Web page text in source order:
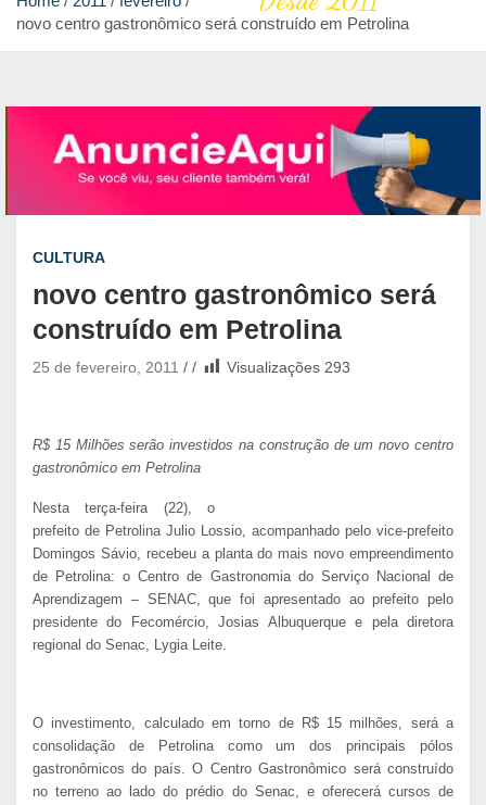
novo centro gastronômico será construído em Petrolina
CULTURA
novo centro gastronômico será
construído em Petrolina
25 de fevereiro, 2011 Visualizações 293
R$ 15 Milhões serão investidos na construção de um novo centro
gastronômico em Petrolina
Nesta terça-feira (22), o
prefeito de Petrolina Julio Lossio, acompanhado pelo vice-prefeito
Domingos Sávio, recebeu a planta do mais novo empreendimento
de Petrolina: o Centro de Gastronomia do Serviço Nacional de
Aprendizagem – SENAC, que foi apresentado ao prefeito pelo
presidente do Fecomércio, Josias Albuquerque e pela diretora
regional do Senac, Lygia Leite.
O investimento, calculado em torno de R$ 15 milhões, será a
consolidação de Petrolina como um dos principais pólos
gastronômicos do país. O Centro Gastronômico será construído
no terreno ao lado do prédio do Senac, e oferecerá cursos de